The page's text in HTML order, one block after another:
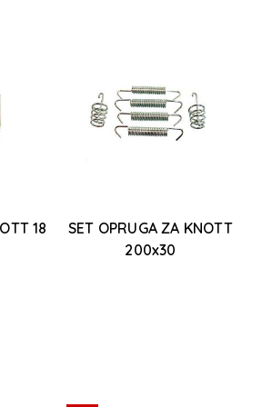
18
SET OPRUGA ZA KNOTT
200x30